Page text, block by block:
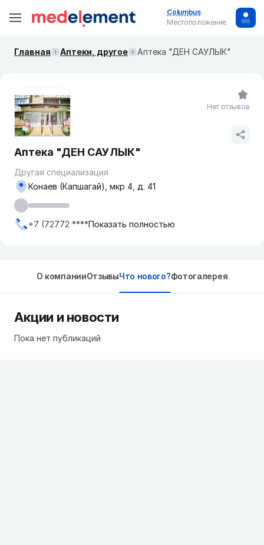
Columbus
Местоположение
Главная Аптеки, другое Аптека "ДЕН САУЛЫК"
Аптека "ДЕН САУЛЫК"
Другая специализация
Конаев (Капшагай), мкр 4, д. 41
+7 (72772 ****Показать полностью
Нет отзывов
О компанииОтзывыЧто нового?Фотогалерея
Акции и новости
Пока нет публикаций